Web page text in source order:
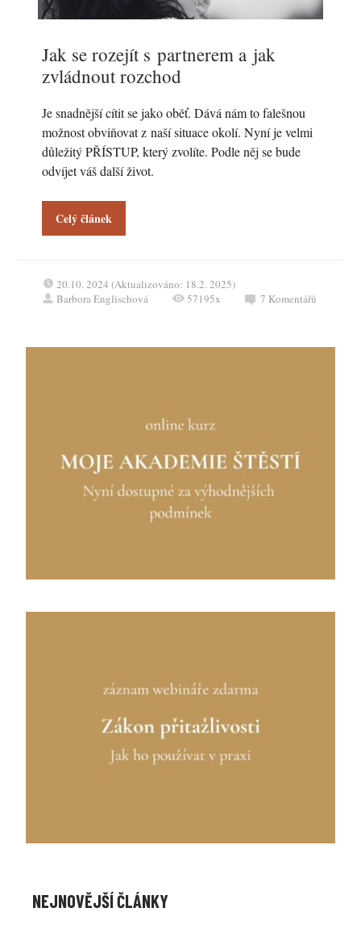
Jak se rozejít s partnerem a jak
zvládnout rozchod
Je snadnější cítit se jako oběť. Dává nám to falešnou
možnost obviňovat z naší situace okolí. Nyní je velmi
důležitý PŘÍSTUP, který zvolíte. Podle něj se bude
odvíjet váš další život.
Celý článek
20.10. 2024 (Aktualizováno: 18.2. 2025)
Barbora Englischová
57195x 7 Komentářů
NEJNOVĚJŠÍ ČLÁNKY